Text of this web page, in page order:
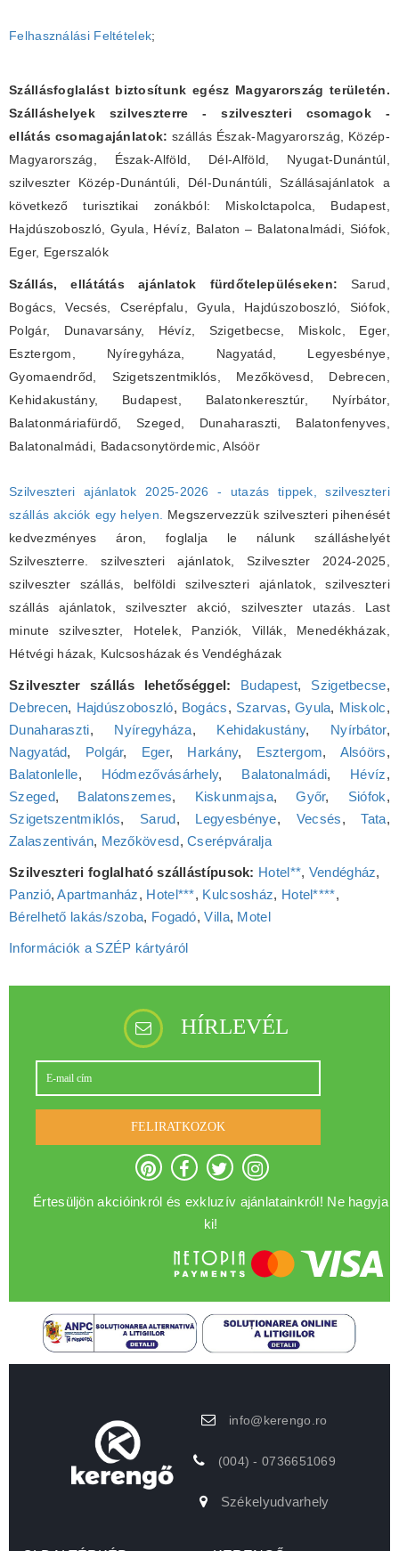
Felhasználási Feltételek;
Szállásfoglalást biztosítunk egész Magyarország területén.
Szálláshelyek szilveszterre - szilveszteri csomagok -
ellátás csomagajánlatok: szállás Észak-Magyarország, Közép-
Magyarország, Észak-Alföld, Dél-Alföld, Nyugat-Dunántúl,
szilveszter Közép-Dunántúli, Dél-Dunántúli, Szállásajánlatok a
következő turisztikai zonákból: Miskolctapolca, Budapest,
Hajdúszoboszló, Gyula, Hévíz, Balaton – Balatonalmádi, Siófok,
Eger, Egerszalók
Szállás, ellátátás ajánlatok fürdőtelepüléseken:Sarud,
Bogács, Vecsés, Cserépfalu, Gyula, Hajdúszoboszló, Siófok,
Polgár, Dunavarsány, Hévíz, Szigetbecse, Miskolc, Eger,
Esztergom, Nyíregyháza, Nagyatád, Legyesbénye,
Gyomaendrőd, Szigetszentmiklós, Mezőkövesd, Debrecen,
Kehidakustány, Budapest, Balatonkeresztúr, Nyírbátor,
Balatonmáriafürdő, Szeged, Dunaharaszti, Balatonfenyves,
Balatonalmádi, Badacsonytördemic, Alsóör
Szilveszteri ajánlatok 2025-2026 - utazás tippek, szilveszteri
szállás akciók egy helyen. Megszervezzük szilveszteri pihenését
kedvezményes áron, foglalja le nálunk szálláshelyét
Szilveszterre. szilveszteri ajánlatok, Szilveszter 2024-2025,
szilveszter szállás, belföldi szilveszteri ajánlatok, szilveszteri
szállás ajánlatok, szilveszter akció, szilveszter utazás. Last
minute szilveszter, Hotelek, Panziók, Villák, Menedékházak,
Hétvégi házak, Kulcsosházak és Vendégházak
Szilveszter szállás lehetőséggel: Budapest, Szigetbecse,
Debrecen, Hajdúszoboszló, Bogács, Szarvas, Gyula, Miskolc,
Dunaharaszti, Nyíregyháza, Kehidakustány, Nyírbátor,
Nagyatád, Polgár, Eger, Harkány, Esztergom, Alsóörs,
Balatonlelle, Hódmezővásárhely, Balatonalmádi, Hévíz,
Szeged, Balatonszemes, Kiskunmajsa,Győr, Siófok,
Szigetszentmiklós, Sarud, Legyesbénye, Vecsés,Tata,
Zalaszentiván, Mezőkövesd,Cserépváralja
Szilveszteri foglalható szállástípusok: Hotel**, Vendégház,
Panzió,Apartmanház, Hotel***, Kulcsosház, Hotel****,
Bérelhető lakás/szoba, Fogadó,Villa, Motel
Információk a SZÉP kártyáról
HÍRLEVÉL
FELIRATKOZOK
Értesüljön akcióinkról és exkluzív ajánlatainkról! Ne hagyja
ki!
info@kerengo.ro
(004) - 0736651069
Székelyudvarhely